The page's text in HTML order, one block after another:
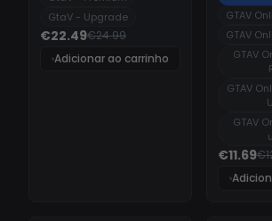
GtaV - Upgrade
€22.49€24.99
Adicionar ao carrinho
GTAV
GTAV
GTAV
GTAV
GTAV
€11.69